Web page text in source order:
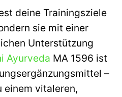
deine Trainingsziele
sie mit einer
Unterstützung
Ayurveda MA 1596 ist
–
einem vitaleren,